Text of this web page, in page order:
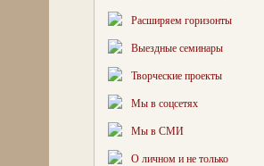
Расширяем горизонты
Выездные семинары
Творческие проекты
Мы в соцсетях
Мы в СМИ
О личном и не только